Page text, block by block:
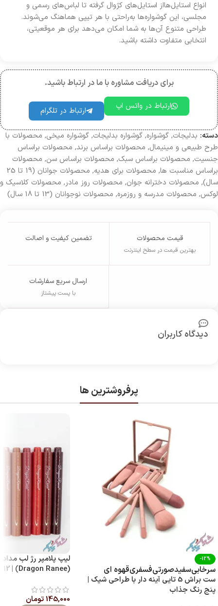
انواع استایل‌هااز استایل‌های کژوال گرفته تا لباس‌های رسمی و
مجلسی، این گوشواره‌ها به‌راحتی با هر تیپی هماهنگ می‌شوند.
طراحی متنوع آن‌ها به شما امکان می‌دهد برای هر موقعیتی،
انتخابی متفاوت داشته باشید.
برای دریافت مشاوره با ما در ارتباط باشید.
ارتباط در واتس اپ ارتباط در تلگرام
دسته: بدلیجات, گوشواره‌, گوشواره بدلیجات, گوشواره میخی, محصولات با
طرح طبیعی و مینیمال, محصولات براساس برند, محصولات براساس
جنسیت, محصولات بر‌اساس سبک, محصولات براساس سن, محصولات
براساس مناسبت ها, محصولات برای هدیه,
محصولات جوانان (19 تا 25
سال), محصولات دخترانه جوان, محصولات روز مادر, محصولات کلاسیک و
لوکس, محصولات مدرسه و روزمره, محصولات نوجوانان (13 تا 18 سال)
قیمت محصولات
بهترین قیمت در سطح اینترنت
تضمین کیفیت و اصالت
ارسال سریع سفارشات
با پست پیشتاز
دیدگاه کاربران
پرفروشترین ها
-12%
سرخابیسفیدصورتیفسفریقهوه ای
ست براش 5 تایی آینه‌ دار با طراحی شیک |
پنج رنگ جذاب
لیپ پلامپر رژ لب
(Dragon Ranee) | 12 رنگ با پیگمنت بالا
145,000تومان